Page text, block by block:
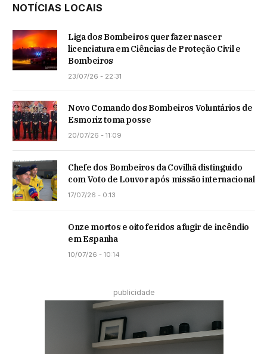
NOTÍCIAS LOCAIS
Liga dos Bombeiros quer fazer nascer
licenciatura em Ciências de Proteção Civil e
Bombeiros
23/07/26 - 22:31
Novo Comando dos Bombeiros Voluntários de
Esmoriz toma posse
20/07/26 - 11:09
Chefe dos Bombeiros da Covilhã distinguido
com Voto de Louvor após missão internacional
17/07/26 - 0:13
Onze mortos e oito feridos a fugir de incêndio
em Espanha
10/07/26 - 10:14
publicidade